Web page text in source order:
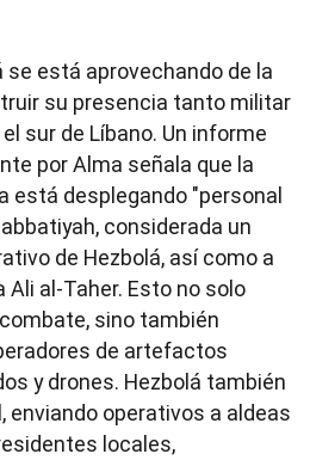
está aprovechando de la
su presencia tanto militar
sur de Líbano. Un informe
por Alma señala que la
está desplegando "personal
considerada un
de Hezbolá, así como a
Ali al-Taher. Esto no solo
sino también
de artefactos
y drones. Hezbolá también
enviando operativos a aldeas
locales,